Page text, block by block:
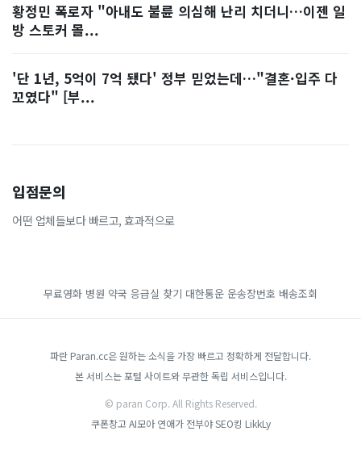
황정민 폭로자 "아내도 불륜 의심해 난리 치더니…이젠 일
방 스토커 몰...
'단 1년, 5억이 7억 됐다' 정부 믿었는데…"결혼·입주 다
꼬였다" [부...
입점문의
어떤 업체들보다 빠르고, 효과적으로
무료영화 병원 약국 응급실 찾기 대한통운 운송장번호 배송조회
파란 Paran.cc은 원하는 소식을 가장 빠르고 정확하게 전달합니다.
본 서비스는 포털 사이트와 무관한 독립 서비스입니다.
© paran Corp. All Rights Reserved.
쿠폰창고 AI모아 연애가 전부야 SEO킹 LikkLy